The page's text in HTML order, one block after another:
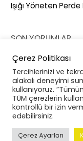
Işığı Yöneten Perde
SON YORUMLAR
26. İstanbul
Tekstili Fuarı)
CNR Expo Hakkında
Fuarı) Ertelenme
Çerez Politikası
Tercihlerinizi ve
alakalı deneyimi
kullanıyoruz.
TÜM çerezlerin
kontrollü bir izin
edebilirsiniz.
Çerez Ayarları